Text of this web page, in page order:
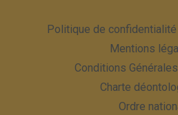
Politique de
Mentions
Conditions
Charte
Ordre